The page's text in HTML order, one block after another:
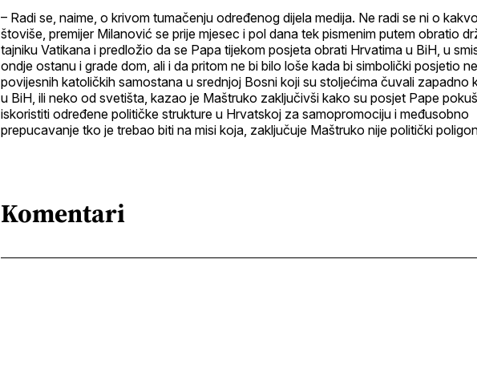
– Radi se, naime, o krivom tumačenju određenog dijela medija. Ne radi se ni o
štoviše, premijer Milanović se prije mjesec i pol dana tek pismenim putem obratio
tajniku Vatikana i predložio da se Papa tijekom posjeta obrati Hrvatima u BiH, u
ondje ostanu i grade dom, ali i da pritom ne bi bilo loše kada bi simbolički posjetio
povijesnih katoličkih samostana u srednjoj Bosni koji su stoljećima čuvali zapadno
u BiH, ili neko od svetišta, kazao je Maštruko zaključivši kako su posjet Pape
iskoristiti određene političke strukture u Hrvatskoj za samopromociju i međusobno
prepucavanje tko je trebao biti na misi koja, zaključuje Maštruko nije politički
Komentari